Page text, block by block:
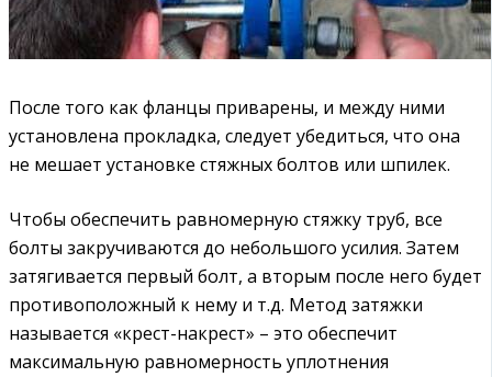
После того как фланцы приварены, и между ними
установлена прокладка, следует убедиться, что она
не мешает установке стяжных болтов или шпилек.
Чтобы обеспечить равномерную стяжку труб, все
болты закручиваются до небольшого усилия. Затем
затягивается первый болт, а вторым после него будет
противоположный к нему и т.д. Метод затяжки
называется «крест-накрест» – это обеспечит
максимальную равномерность уплотнения